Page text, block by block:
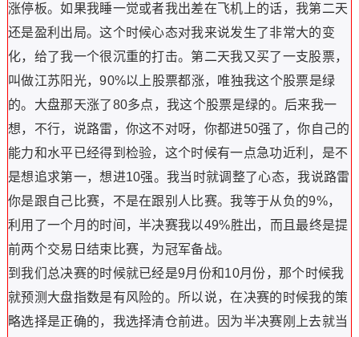
涨停板。如果我睡一觉或者我出差在飞机上的话，我第二天
还是盈利出局。这个时候心态对我来说发生了非常大的变
化，给了我一个很沉重的打击。第二天我又买了一支股票，
叫做江苏阳光，90%以上股票都涨，唯独我这个股票是绿
的。大盘那天涨了80多点，我这个股票是绿的。后来我一
想，不行，说路雷，你这不对呀，你都进50强了，你自己的
能力和水平已经得到检验，这个时候有一点急功近利，是不
是想追求第一，想进10强。我当时就调整了心态，我说路雷
你是跟自己比赛，不是在跟别人比赛。我等于从负的9%，
利用了一个月的时间，半决赛我以49%胜出，而且最终是提
前两个交易日结束比赛，为冠军备战。
到我们总决赛的时候就已经是9月份和10月份，那个时候我
就预测大盘指数是有风险的。所以说，在决赛的时候我的策
略选择是正确的，我选择清仓前进。因为半决赛刚上去就当